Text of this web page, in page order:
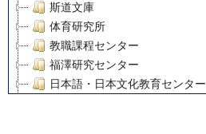
斯道文庫
体育研究所
教職課程センター
福澤研究センター
日本語・日本文化教育センター